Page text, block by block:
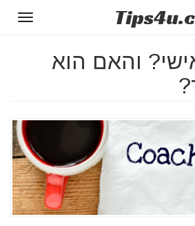
Tips4u
והאם הוא